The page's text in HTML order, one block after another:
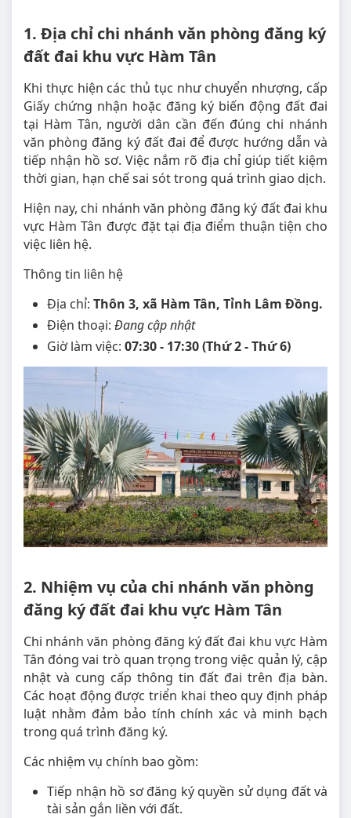
1. Địa chỉ chi nhánh văn phòng đăng ký
đất đai khu vực Hàm Tân
Khi thực hiện các thủ tục như chuyển nhượng, cấp
Giấy chứng nhận hoặc đăng ký biến động đất đai
tại Hàm Tân, người dân cần đến đúng chi nhánh
văn phòng đăng ký đất đai để được hướng dẫn và
tiếp nhận hồ sơ. Việc nắm rõ địa chỉ giúp tiết kiệm
thời gian, hạn chế sai sót trong quá trình giao dịch.
Hiện nay, chi nhánh văn phòng đăng ký đất đai khu
vực Hàm Tân được đặt tại địa điểm thuận tiện cho
việc liên hệ.
Thông tin liên hệ
Địa chỉ: Thôn 3, xã Hàm Tân, Tỉnh Lâm Đồng.
Điện thoại: Đang cập nhật
Giờ làm việc: 07:30 - 17:30 (Thứ 2 - Thứ 6)
2. Nhiệm vụ của chi nhánh văn phòng
đăng ký đất đai khu vực Hàm Tân
Chi nhánh văn phòng đăng ký đất đai khu vực Hàm
Tân đóng vai trò quan trọng trong việc quản lý, cập
nhật và cung cấp thông tin đất đai trên địa bàn.
Các hoạt động được triển khai theo quy định pháp
luật nhằm đảm bảo tính chính xác và minh bạch
trong quá trình đăng ký.
Các nhiệm vụ chính bao gồm:
Tiếp nhận hồ sơ đăng ký quyền sử dụng đất và
tài sản gắn liền với đất.